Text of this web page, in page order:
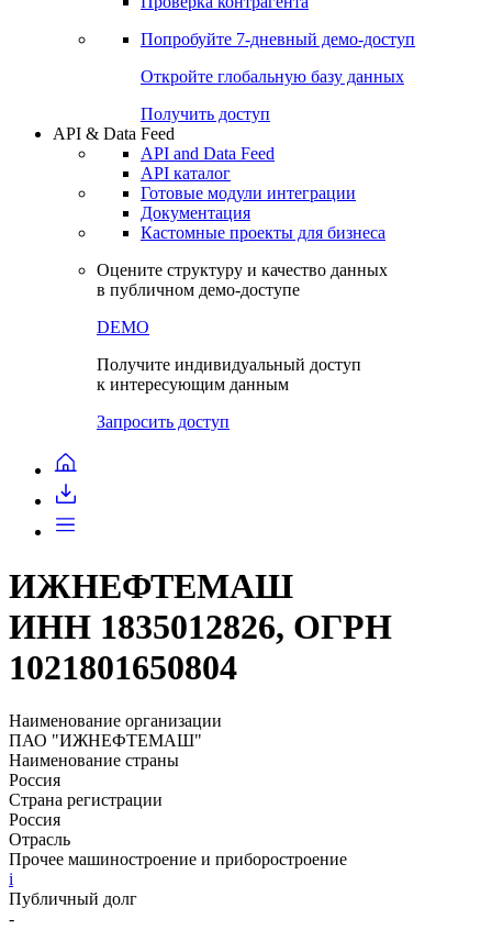
Попробуйте 7-дневный демо-доступ
Откройте глобальную базу данных
Получить доступ
API & Data Feed
API and Data Feed
API каталог
Готовые модули интеграции
Документация
Кастомные проекты для бизнеса
Оцените структуру и качество данных
в публичном демо-доступе
DEMO
Получите индивидуальный доступ
к интересующим данным
Запросить доступ
ИЖНЕФТЕМАШ
ИНН 1835012826, ОГРН
1021801650804
Наименование организации
ПАО "ИЖНЕФТЕМАШ"
Наименование страны
Россия
Страна регистрации
Россия
Отрасль
Прочее машиностроение и приборостроение
i
Публичный долг
-